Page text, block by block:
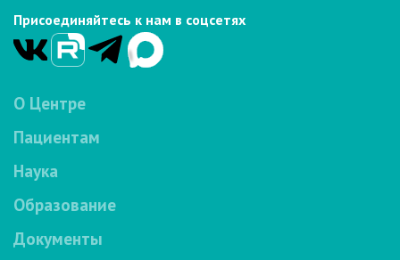
Присоединяйтесь к нам в соцсетях
О Центре
Пациентам
Наука
Образование
Документы